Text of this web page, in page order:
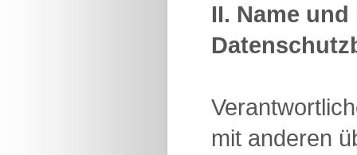
II. Name
mit anderen